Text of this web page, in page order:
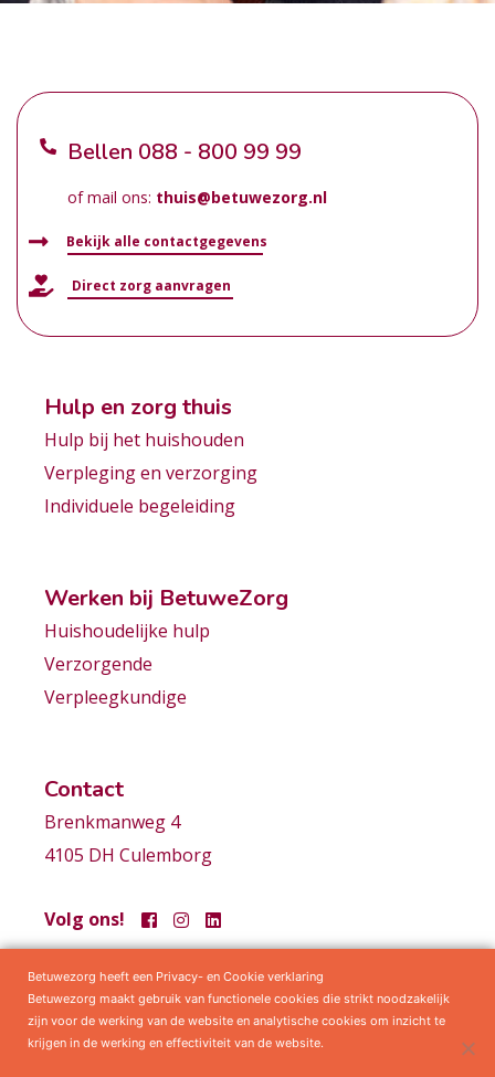
Bellen 088 - 800 99 99
of mail ons: thuis@betuwezorg.nl
Bekijk alle contactgegevens
Direct zorg aanvragen
Hulp en zorg thuis
Hulp bij het huishouden
Verpleging en verzorging
Individuele begeleiding
Werken bij BetuweZorg
Huishoudelijke hulp
Verzorgende
Verpleegkundige
Contact
Brenkmanweg 4
4105 DH Culemborg
Volg ons!
Samenwerkingen Privacy statement Algemene voorwaarden
Betuwezorg heeft een Privacy- en Cookie verklaring
Betuwezorg maakt gebruik van functionele cookies die strikt noodzakelijk
zijn voor de werking van de website en analytische cookies om inzicht te
krijgen in de werking en effectiviteit van de website.